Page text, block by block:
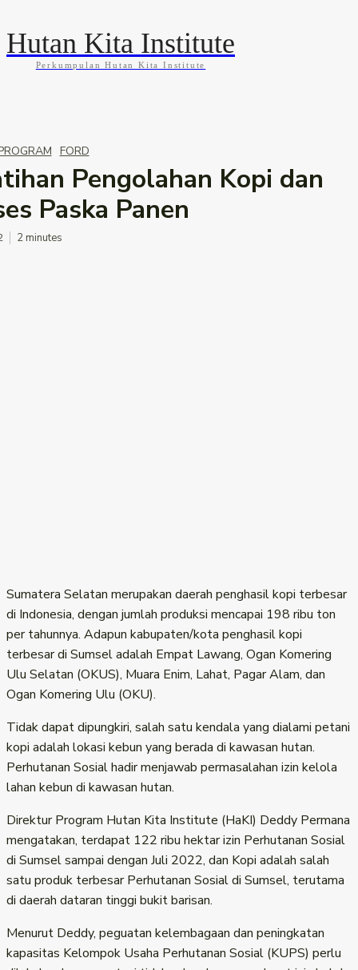
Hutan Kita Institute
Perkumpulan Hutan Kita Institute
FORD
Pengolahan Kopi dan
Paska Panen
2minutes
Sumatera Selatan merupakan daerah penghasil kopi terbesar
di Indonesia, dengan jumlah produksi mencapai 198 ribu ton
per tahunnya. Adapun kabupaten/kota penghasil kopi
terbesar di Sumsel adalah Empat Lawang, Ogan Komering
Ulu Selatan (OKUS), Muara Enim, Lahat, Pagar Alam, dan
Ogan Komering Ulu (OKU).
Tidak dapat dipungkiri, salah satu kendala yang dialami petani
kopi adalah lokasi kebun yang berada di kawasan hutan.
Perhutanan Sosial hadir menjawab permasalahan izin kelola
lahan kebun di kawasan hutan.
Direktur Program Hutan Kita Institute (HaKI) Deddy Permana
mengatakan, terdapat 122 ribu hektar izin Perhutanan Sosial
di Sumsel sampai dengan Juli 2022, dan Kopi adalah salah
satu produk terbesar Perhutanan Sosial di Sumsel, terutama
di daerah dataran tinggi bukit barisan.
Menurut Deddy, peguatan kelembagaan dan peningkatan
kapasitas Kelompok Usaha Perhutanan Sosial (KUPS) perlu